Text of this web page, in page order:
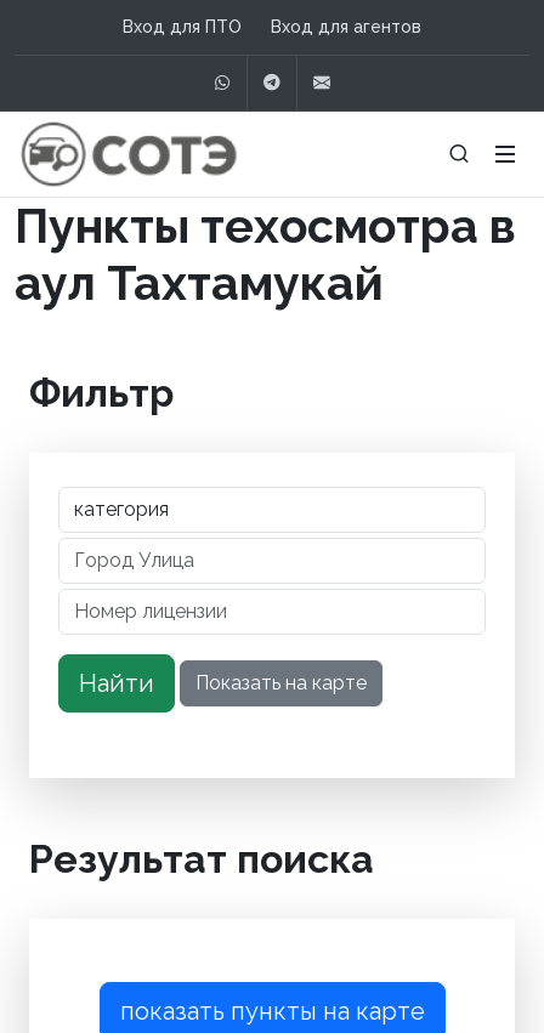
Вход для ПТО Вход для агентов
WhatsAppTelegram
Пункты техосмотра в
аул Тахтамукай
Фильтр
Результат поиска
показать пункты на карте